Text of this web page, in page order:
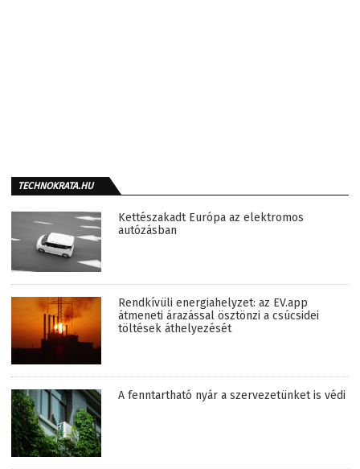
TECHNOKRATA.HU
Kettészakadt Európa az elektromos
autózásban
Rendkívüli energiahelyzet: az EV.app
átmeneti árazással ösztönzi a csúcsidei
töltések áthelyezését
A fenntartható nyár a szervezetünket is védi